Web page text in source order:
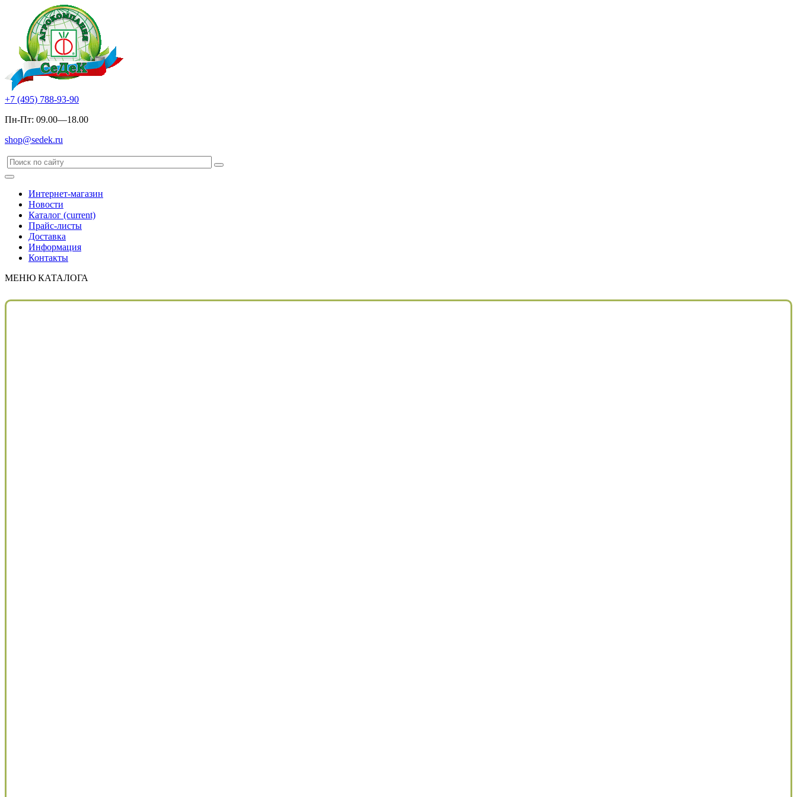
+7 (495) 788-93-90
Пн-Пт: 09.00—18.00
shop@sedek.ru
Интернет-магазин
Новости
Каталог (current)
Прайс-листы
Доставка
Информация
Контакты
МЕНЮ КАТАЛОГА